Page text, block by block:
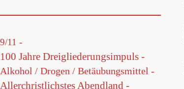
9/11 -
100 Jahre Dreigliederungsimpuls -
Alkohol / Drogen / Betäubungsmittel -
Allerchristlichstes Abendland -